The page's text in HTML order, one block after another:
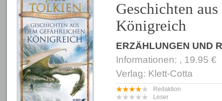
Geschichten
Königreich
ERZÄHLUNGEN UND
Informationen: , 19.95 €
Verlag: Klett-Cotta
Redaktion
Leser